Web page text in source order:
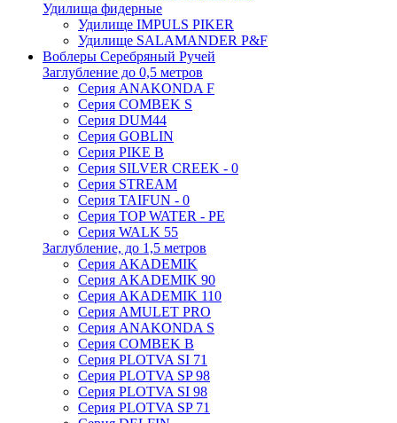
Удилища фидерные
Удилище IMPULS PIKER
Удилище SALAMANDER P&F
Воблеры Серебряный Ручей
Заглубление до 0,5 метров
Серия ANAKONDA F
Серия COMBEK S
Серия DUM44
Серия GOBLIN
Серия PIKE B
Серия SILVER CREEK - 0
Серия STREAM
Серия TAIFUN - 0
Серия TOP WATER - PE
Серия WALK 55
Заглубление, до 1,5 метров
Серия AKADEMIK
Серия AKADEMIK 90
Серия AKADEMIK 110
Серия AMULET PRO
Серия ANAKONDA S
Серия COMBEK B
Серия PLOTVA SI 71
Серия PLOTVA SP 98
Серия PLOTVA SI 98
Серия PLOTVA SP 71